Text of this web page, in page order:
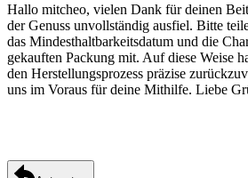
Hallo mitcheo, vielen Dank für deinen
der Genuss unvollständig ausfiel. Bitte
das Mindesthaltbarkeitsdatum und die
gekauften Packung mit. Auf diese Weise
den Herstellungsprozess präzise
uns im Voraus für deine Mithilfe. Liebe